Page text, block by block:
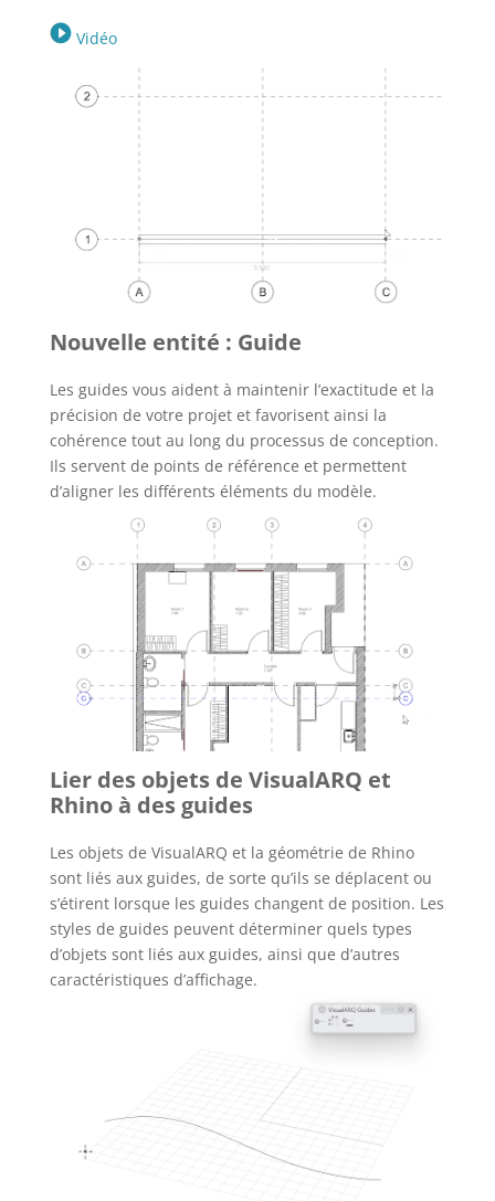
Vidéo
Nouvelle entité : Guide
Les guides vous aident à maintenir l’exactitude et la
précision de votre projet et favorisent ainsi la
cohérence tout au long du processus de conception.
Ils servent de points de référence et permettent
d’aligner les différents éléments du modèle.
Lier des objets de VisualARQ et
Rhino à des guides
Les objets de VisualARQ et la géométrie de Rhino
sont liés aux guides, de sorte qu’ils se déplacent ou
s’étirent lorsque les guides changent de position. Les
styles de guides peuvent déterminer quels types
d’objets sont liés aux guides, ainsi que d’autres
caractéristiques d’affichage.